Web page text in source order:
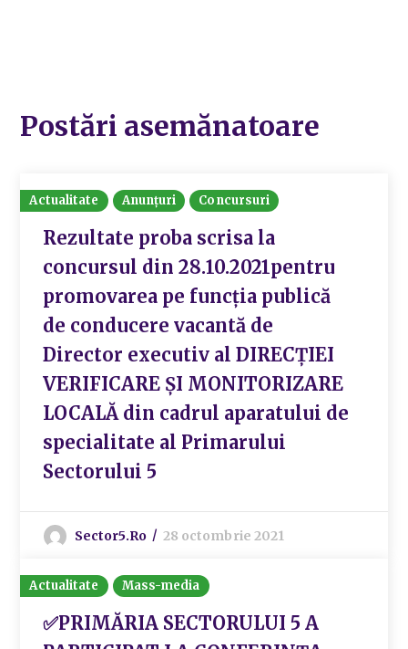
Postări asemănatoare
Actualitate Anunțuri Concursuri
Rezultate proba scrisa la
concursul din 28.10.2021pentru
promovarea pe funcția publică
de conducere vacantă de
Director executiv al DIRECȚIEI
VERIFICARE ȘI MONITORIZARE
LOCALĂ din cadrul aparatului de
specialitate al Primarului
Sectorului 5
Sector5.ro 28 octombrie 2021
Actualitate Mass-media
✅PRIMĂRIA SECTORULUI 5 A